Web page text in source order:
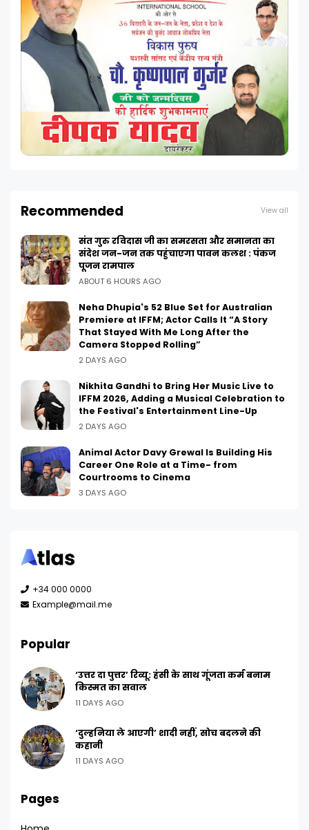
Recommended View all
संत गुरु रविदास जी का समरसता और समानता का
संदेश जन-जन तक पहुंचाएगा पावन कलश : पंकज
पूजन रामपाल
ABOUT 6 HOURS AGO
Neha Dhupia's 52 Blue Set for Australian
Premiere at IFFM; Actor Calls It “A Story
That Stayed With Me Long After the
Camera Stopped Rolling”
2 DAYS AGO
Nikhita Gandhi to Bring Her Music Live to
IFFM 2026, Adding a Musical Celebration to
the Festival's Entertainment Line-Up
2 DAYS AGO
Animal Actor Davy Grewal Is Building His
Career One Role at a Time- from
Courtrooms to Cinema
3 DAYS AGO
+34 000 0000
Example@mail.me
Popular
‘उत्तर दा पुत्तर’ रिव्यू: हंसी के साथ गूंजता कर्म बनाम
किस्मत का सवाल
11 DAYS AGO
‘दुल्हनिया ले आएगी’ शादी नहीं, सोच बदलने की
कहानी
11 DAYS AGO
Pages